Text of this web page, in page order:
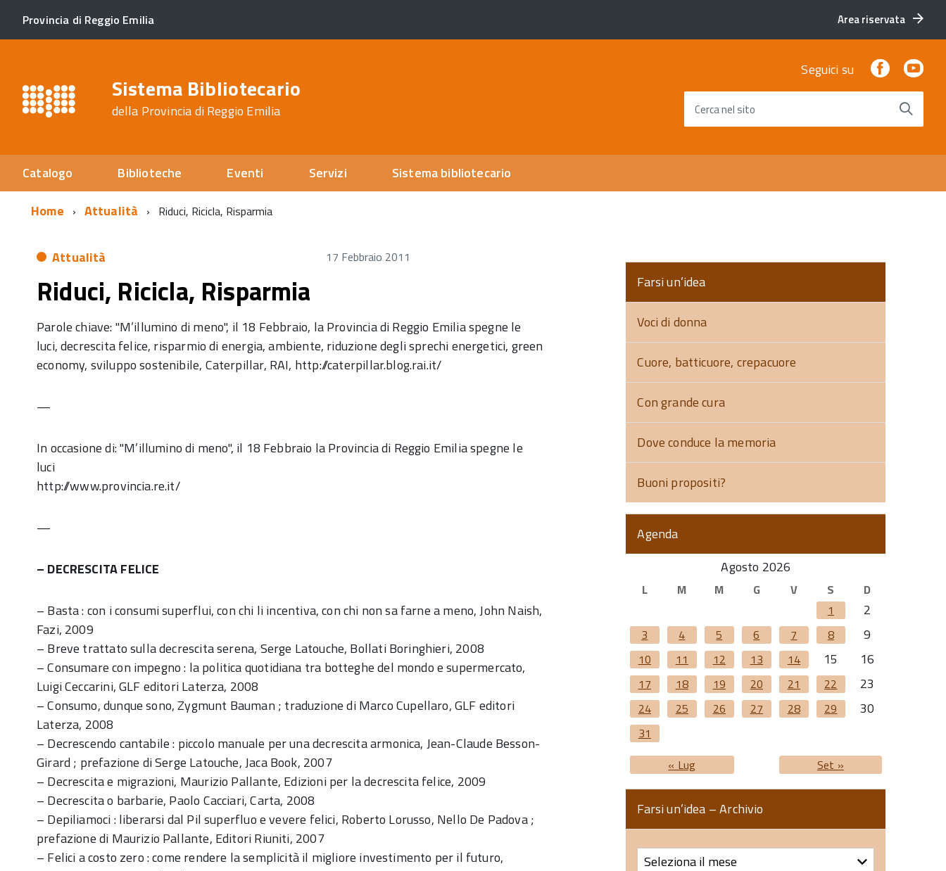
Provincia di Reggio Emilia Area riservata
Sistema Bibliotecario
della Provincia di Reggio Emilia
Seguici su Facebook
Cerca nel sito
Catalogo Biblioteche Eventi Servizi
Sistema bibliotecario
Home
Attualità Riduci, Ricicla, Risparmia
Attualità 17 Febbraio 2011
Riduci, Ricicla, Risparmia
Parole chiave: "M’illumino di meno", il 18 Febbraio, la Provincia di Reggio Emilia spegne le
luci, decrescita felice, risparmio di energia, ambiente, riduzione degli sprechi energetici, green
economy, sviluppo sostenibile, Caterpillar, RAI, http://caterpillar.blog.rai.it/
—
In occasione di: "M’illumino di meno", il 18 Febbraio la Provincia di Reggio Emilia spegne le
luci
http://www.provincia.re.it/
—
– DECRESCITA FELICE
– Basta : con i consumi superflui, con chi li incentiva, con chi non sa farne a meno, John Naish,
Fazi, 2009
– Breve trattato sulla decrescita serena, Serge Latouche, Bollati Boringhieri, 2008
– Consumare con impegno : la politica quotidiana tra botteghe del mondo e supermercato,
Luigi Ceccarini, GLF editori Laterza, 2008
– Consumo, dunque sono, Zygmunt Bauman ; traduzione di Marco Cupellaro, GLF editori
Laterza, 2008
– Decrescendo cantabile : piccolo manuale per una decrescita armonica, Jean-Claude Besson-
Girard ; prefazione di Serge Latouche, Jaca Book, 2007
– Decrescita e migrazioni, Maurizio Pallante, Edizioni per la decrescita felice, 2009
– Decrescita o barbarie, Paolo Cacciari, Carta, 2008
– Depiliamoci : liberarsi dal Pil superfluo e vevere felici, Roberto Lorusso, Nello De Padova ;
prefazione di Maurizio Pallante, Editori Riuniti, 2007
– Felici a costo zero : come rendere la semplicità il migliore investimento per il futuro,
Farsi un’idea
Voci di donna
Cuore, batticuore, crepacuore
Con grande cura
Dove conduce la memoria
Buoni propositi?
Agenda
Agosto 2026
L M M G V S
D
1
2
3 4 5 6 7 8 9
10 11 12 13 14 15 16
17 18 19 20 21 22 23
24 25 26 27 28 29 30
31
« Lug
Set »
Farsi un’idea – Archivio
Farsi